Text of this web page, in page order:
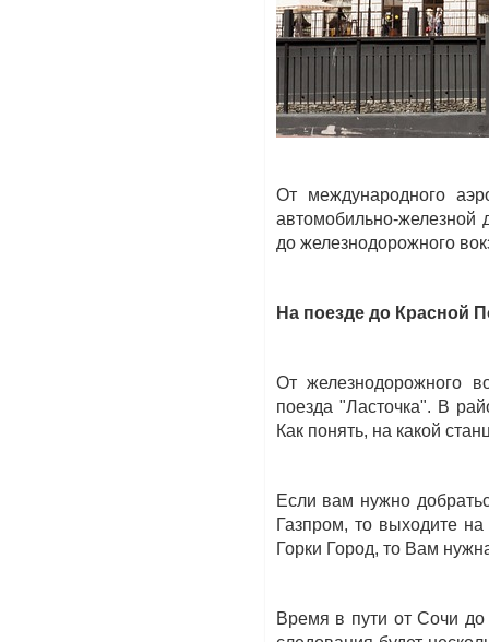
От международного
автомобильно-железной
до железнодорожного
На поезде до Красной
От железнодорожного
поезда "Ласточка". В
Как понять, на какой
Если вам нужно
Газпром, то выходите
Горки Город, то Вам
Время в пути от Сочи